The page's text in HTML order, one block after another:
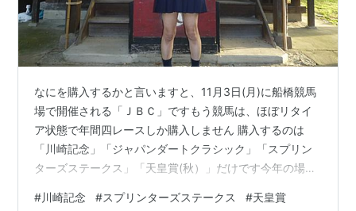
第
15
1981年2
月22日
中山
芝
1200
サクラシンゲキ
牡
4
東信二
第
1982年2
中山
1200
ブロケード
牝
柴田政人
1983年2
月27日
中山
芝
1200
シンウルフ
牡
4
飯田明弘
GIII
なにを購入するかと言いますと、11月3日(月)に船橋競馬
場で開催される「ＪＢＣ」ですもう競馬は、ほぼリタイ
ア状態で年間四レースしか購入しません 購入するのは
「川崎記念」「ジャパンダートクラシック」「スプリン
ターズステークス」「天皇賞(秋）」だけです今年の場
ック」⇒外れ、「スプリンターズステークス」⇒外れ
#川崎記念 #スプリンターズステークス #天皇賞